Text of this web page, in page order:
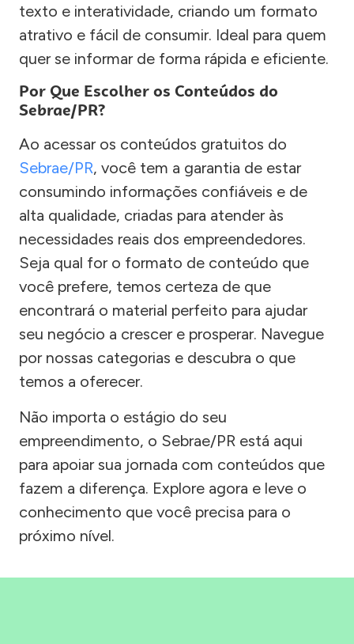
texto e interatividade, criando um formato
atrativo e fácil de consumir. Ideal para quem
quer se informar de forma rápida e eficiente.
Por Que Escolher os Conteúdos do
Sebrae/PR?
Ao acessar os conteúdos gratuitos do
Sebrae/PR, você tem a garantia de estar
consumindo informações confiáveis e de
alta qualidade, criadas para atender às
necessidades reais dos empreendedores.
Seja qual for o formato de conteúdo que
você prefere, temos certeza de que
encontrará o material perfeito para ajudar
seu negócio a crescer e prosperar. Navegue
por nossas categorias e descubra o que
temos a oferecer.
Não importa o estágio do seu
empreendimento, o Sebrae/PR está aqui
para apoiar sua jornada com conteúdos que
fazem a diferença. Explore agora e leve o
conhecimento que você precisa para o
próximo nível.